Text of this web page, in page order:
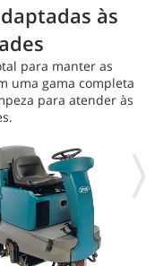
às
para manter as
uma gama completa
para atender às